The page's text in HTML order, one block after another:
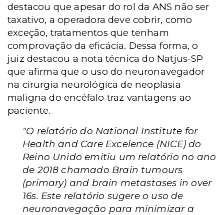
destacou que apesar do rol da ANS não ser
taxativo, a operadora deve cobrir, como
exceção, tratamentos que tenham
comprovação da eficácia. Dessa forma, o
juiz destacou a nota técnica do Natjus-SP
que afirma que o uso do neuronavegador
na cirurgia neurológica de neoplasia
maligna do encéfalo traz vantagens ao
paciente.
"O relatório do National Institute for
Health and Care Excelence (NICE) do
Reino Unido emitiu um relatório no ano
de 2018 chamado Brain tumours
(primary) and brain metastases in over
16s. Este relatório sugere o uso de
neuronavegação para minimizar a